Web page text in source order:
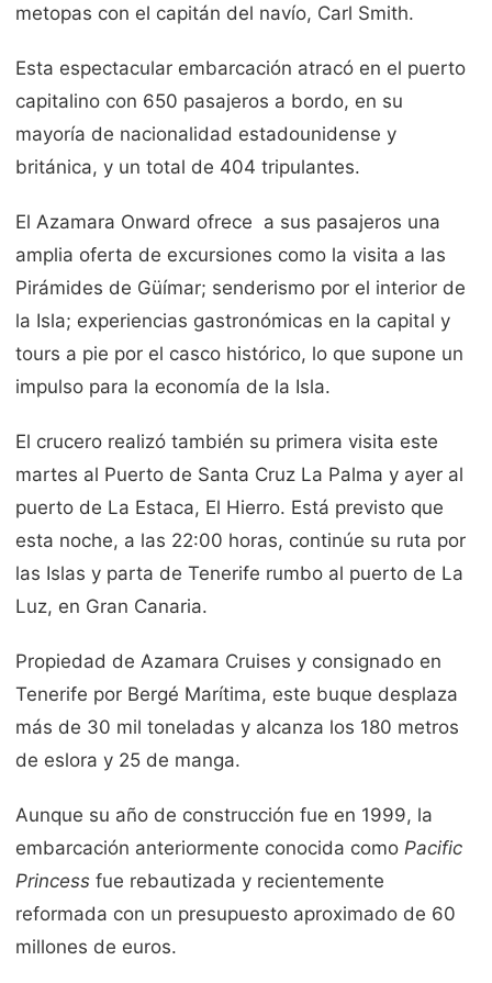
metopas con el capitán del navío, Carl Smith.
Esta espectacular embarcación atracó en el puerto
capitalino con 650 pasajeros a bordo, en su
mayoría de nacionalidad estadounidense y
británica, y un total de 404 tripulantes.
El Azamara Onward ofrece a sus pasajeros una
amplia oferta de excursiones como la visita a las
Pirámides de Güímar; senderismo por el interior de
la Isla; experiencias gastronómicas en la capital y
tours a pie por el casco histórico, lo que supone un
impulso para la economía de la Isla.
El crucero realizó también su primera visita este
martes al Puerto de Santa Cruz La Palma y ayer al
puerto de La Estaca, El Hierro. Está previsto que
esta noche, a las 22:00 horas, continúe su ruta por
las Islas y parta de Tenerife rumbo al puerto de La
Luz, en Gran Canaria.
Propiedad de Azamara Cruises y consignado en
Tenerife por Bergé Marítima, este buque desplaza
más de 30 mil toneladas y alcanza los 180 metros
de eslora y 25 de manga.
Aunque su año de construcción fue en 1999, la
embarcación anteriormente conocida como Pacific
Princess fue rebautizada y recientemente
reformada con un presupuesto aproximado de 60
millones de euros.